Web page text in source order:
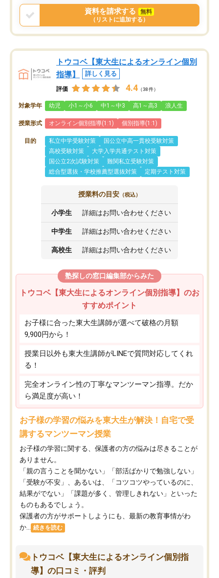
資料を請求する
無料
（リストに追加する）
トウコベ【東大生によるオンライン個別
指導】
詳しく見る
評価 4.4 （38件）
対象学年 幼児 小1～小6 中1～中3 高1～高3 浪人生
授業形式 オンライン個別指導(1:1) 個別指導(1:1)
目的 私立中学受験対策
国公立中高一貫校受験対策
高校受験対策
大学入学共通テスト対策
国公立2次試験対策
難関私立受験対策
総合型選抜・学校推薦型選抜対策
定期テスト対策
授業料の目安 （税込）
小学生 詳細はお問い合わせください
中学生 詳細はお問い合わせください
高校生 詳細はお問い合わせください
塾探しの窓口編集部からみた
トウコベ【東大生によるオンライン個別指導】のお
すすめポイント
お子様に合った東大生講師が選べて破格の月額
9,900円から！
授業日以外も東大生講師がLINEで質問対応してくれ
る！
完全オンライン性の丁寧なマンツーマン指導。だか
ら満足度が高い！
お子様の学習の悩みを東大生が解決！自宅で受
講するマンツーマン授業
お子様の学習に関する、保護者の方の悩みは尽きることが
ありません。
「親の言うことを聞かない」「部活ばかりで勉強しない」
「受験が不安」、あるいは、「コツコツやっているのに、
結果がでない」「課題が多く、管理しきれない」といった
ものもあるでしょう。
保護者の方がサポートしようにも、最新の教育事情がわ
か...
続きを読む
トウコベ【東大生によるオンライン個別指
導】の口コミ・評判